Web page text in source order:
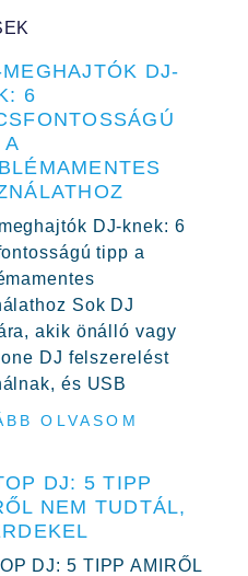
DJ-
6
A
DJ-knek: 6
tipp a
Sok DJ
akik önálló vagy
DJ felszerelést
és USB
OLVASOM
DJ: 5 TIPP
NEM TUDTÁL,
DJ: 5 TIPP AMIRŐL